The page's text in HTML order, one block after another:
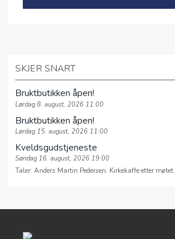
SKJER SNART
Bruktbutikken åpen!
Lørdag 8. august, 2026 11:00
Bruktbutikken åpen!
Lørdag 15. august, 2026 11:00
Kveldsgudstjeneste
Søndag 16. august, 2026 19:00
Taler: Anders Martin Pedersen. Kirkekaffe etter møtet.